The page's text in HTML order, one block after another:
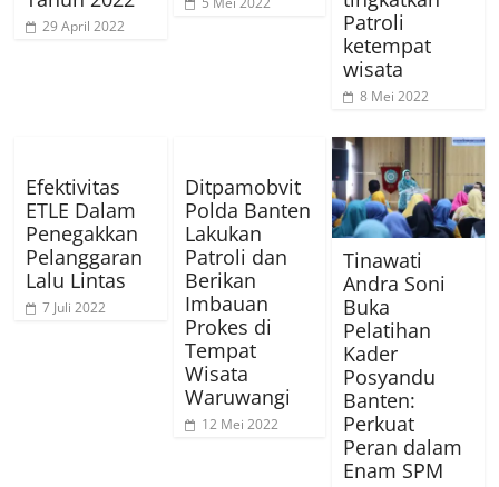
29 April 2022
Patroli
ketempat
wisata
8 Mei 2022
Efektivitas
ETLE Dalam
Penegakkan
Pelanggaran
Lalu Lintas
7 Juli 2022
Ditpamobvit
Polda Banten
Lakukan
Patroli dan
Berikan
Imbauan
Prokes di
Tempat
Wisata
Waruwangi
12 Mei 2022
Tinawati
Andra Soni
Buka
Pelatihan
Kader
Posyandu
Banten:
Perkuat
Peran dalam
Enam SPM